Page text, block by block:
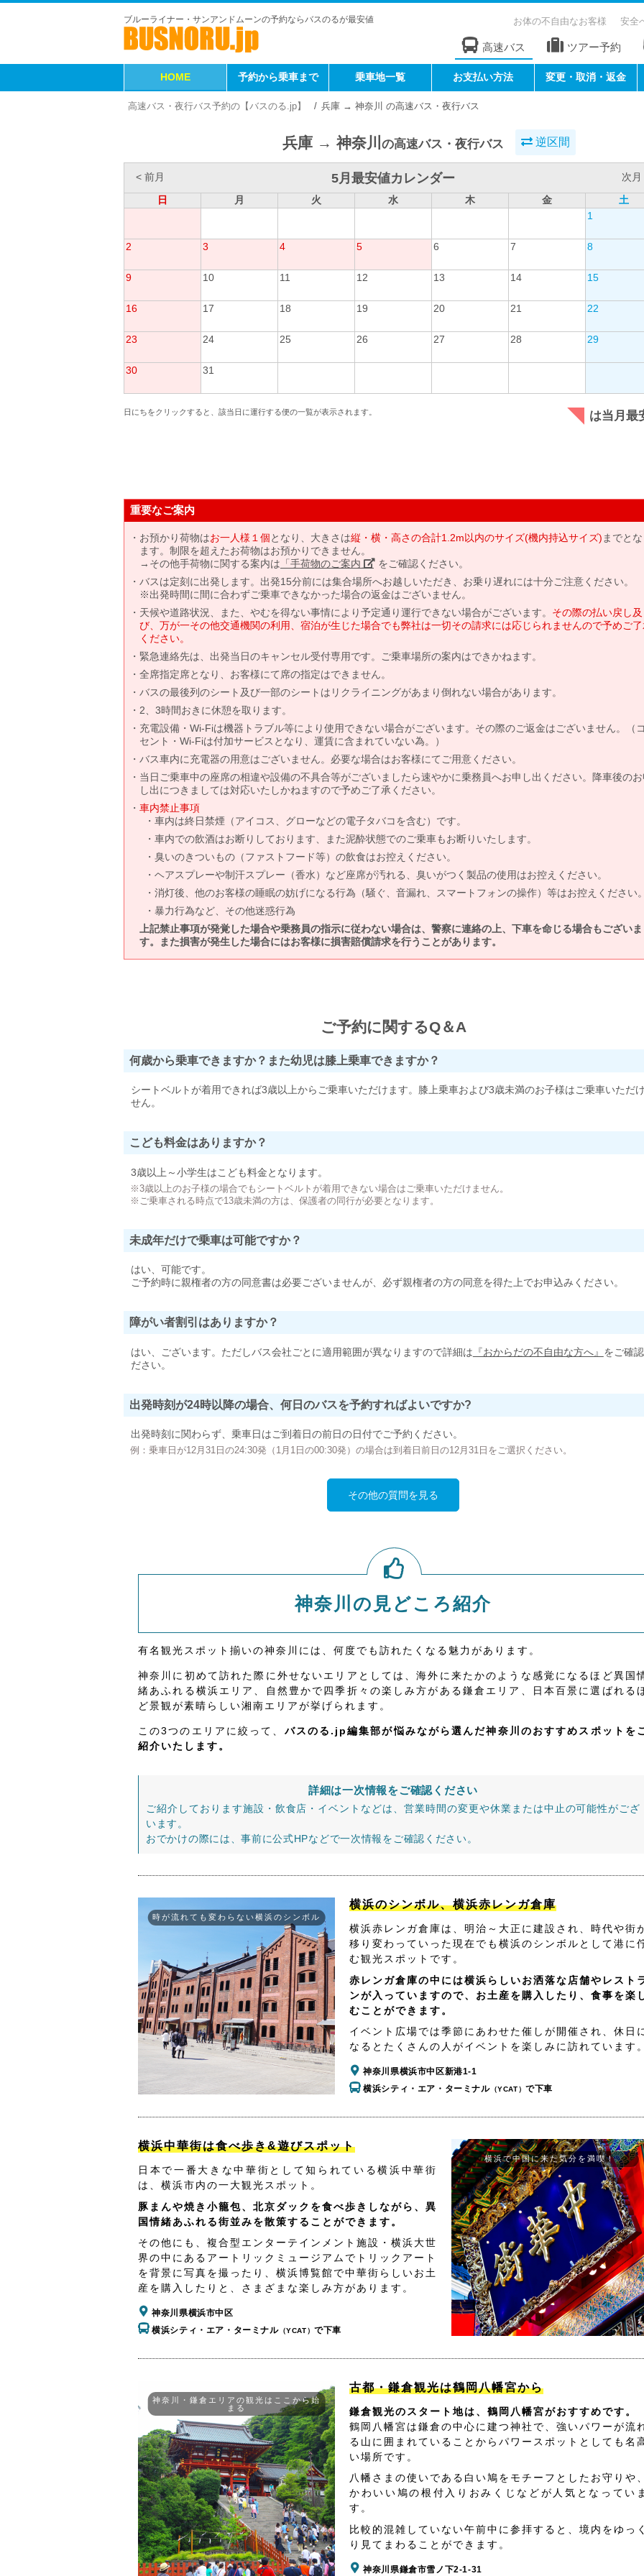
ブルーライナー・サンアンドムーンの予約ならバスのるが最安値 お体の不自由なお客様 安全
高速バス ツアー予約
HOME 予約から乗車まで 乗車地一覧 お支払い方法 変更・取消・返金
高速バス・夜行バス予約の【バスのる.jp】 兵庫 → 神奈川 の高速バス・夜行バス
兵庫 → 神奈川 の高速バス・夜行バス 逆区間
< 前月 5月最安値カレンダー
次月
日
月 火 水 木 金
土
1
2 3 4 5 6 7 8
9 10 11 12 13 14 15
16 17 18 19 20 21 22
23 24 25 26 27 28 29
30 31
日にちをクリックすると、該当日に運行する便の一覧が表示されます。 は当月最
重要なご案内
お預かり荷物はお一人様１個となり、大きさは縦・横・高さの合計1.2m以内のサイズ(機内持込サイズ) までと
ます。制限を超えたお荷物はお預かりできません。
→その他手荷物に関する案内は 「手荷物のご案内」 をご確認ください。
バスは定刻に出発します。出発15分前には集合場所へお越しいただき、お乗り遅れには十分ご注意ください。
※出発時間に間に合わずご乗車できなかった場合の返金はございません。
天候や道路状況、また、やむを得ない事情により予定通り運行できない場合がございます。 その際の払い戻し及
び、万が一その他交通機関の利用、宿泊が生じた場合でも弊社は一切その請求には応じられませんので予めご
ください。
緊急連絡先は、出発当日のキャンセル受付専用です。ご乗車場所の案内はできかねます。
全席指定席となり、お客様にて席の指定はできません。
バスの最後列のシート及び一部のシートはリクライニングがあまり倒れない場合があります。
2、3時間おきに休憩を取ります。
充電設備・Wi-Fiは機器トラブル等により使用できない場合がございます。その際のご返金はございません。（
セント・Wi-Fiは付加サービスとなり、運賃に含まれていない為。）
バス車内に充電器の用意はございません。必要な場合はお客様にてご用意ください。
当日ご乗車中の座席の相違や設備の不具合等がございましたら速やかに乗務員へお申し出ください。降車後の
し出につきましては対応いたしかねますので予めご了承ください。
車内禁止事項
車内は終日禁煙（アイコス、グローなどの電子タバコを含む）です。
車内での飲酒はお断りしております、また泥酔状態でのご乗車もお断りいたします。
臭いのきついもの（ファストフード等）の飲食はお控えください。
ヘアスプレーや制汗スプレー（香水）など座席が汚れる、臭いがつく製品の使用はお控えください。
消灯後、他のお客様の睡眠の妨げになる行為（騒ぐ、音漏れ、スマートフォンの操作）等はお控えください
暴力行為など、その他迷惑行為
上記禁止事項が発覚した場合や乗務員の指示に従わない場合は、警察に連絡の上、下車を命じる場合もございま
す。また損害が発生した場合にはお客様に損害賠償請求を行うことがあります。
ご予約に関するQ＆A
何歳から乗車できますか？また幼児は膝上乗車できますか？
シートベルトが着用できれば3歳以上からご乗車いただけます。膝上乗車および3歳未満のお子様はご乗車いただ
せん。
こども料金はありますか？
3歳以上～小学生はこども料金となります。
※3歳以上のお子様の場合でもシートベルトが着用できない場合はご乗車いただけません。
※ご乗車される時点で13歳未満の方は、保護者の同行が必要となります。
未成年だけで乗車は可能ですか？
はい、可能です。
ご予約時に親権者の方の同意書は必要ございませんが、必ず親権者の方の同意を得た上でお申込みください。
障がい者割引はありますか？
はい、ございます。ただしバス会社ごとに適用範囲が異なりますので詳細は 『おからだの不自由な方へ』 をご確
ださい。
出発時刻が24時以降の場合、何日のバスを予約すればよいですか?
出発時刻に関わらず、乗車日はご到着日の前日の日付でご予約ください。
例：乗車日が12月31日の24:30発（1月1日の00:30発）の場合は到着日前日の12月31日をご選択ください。
その他の質問を見る
神奈川の見どころ紹介
有名観光スポット揃いの神奈川には、何度でも訪れたくなる魅力があります。
神奈川に初めて訪れた際に外せないエリアとしては、海外に来たかのような感覚になるほど異国
緒あふれる横浜エリア、自然豊かで四季折々の楽しみ方がある鎌倉エリア、日本百景に選ばれる
ど景観が素晴らしい湘南エリアが挙げられます。
この3つのエリアに絞って、 バスのる.jp編集部が悩みながら選んだ神奈川のおすすめスポットを
紹介いたします。
詳細は一次情報をご確認ください
ご紹介しております施設・飲食店・イベントなどは、営業時間の変更や休業または中止の可能性がござ
います。
おでかけの際には、事前に公式HPなどで一次情報をご確認ください。
時が流れても変わらない横浜のシンボル
横浜のシンボル、横浜赤レンガ倉庫
横浜赤レンガ倉庫は、明治～大正に建設され、時代や街
移り変わっていった現在でも横浜のシンボルとして港に
む観光スポットです。
赤レンガ倉庫の中には横浜らしいお洒落な店舗やレスト
ンが入っていますので、お土産を購入したり、食事を楽
むことができます。
イベント広場では季節にあわせた催しが開催され、休日
なるとたくさんの人がイベントを楽しみに訪れています
神奈川県横浜市中区新港1-1
横浜シティ・エア・ターミナル（YCAT）で下車
横浜中華街は食べ歩き&遊びスポット
日本で一番大きな中華街として知られている横浜中華街
は、横浜市内の一大観光スポット。
豚まんや焼き小籠包、北京ダックを食べ歩きしながら、異
国情緒あふれる街並みを散策することができます。
その他にも、複合型エンターテインメント施設・横浜大世
界の中にあるアートリックミュージアムでトリックアート
を背景に写真を撮ったり、横浜博覧館で中華街らしいお土
産を購入したりと、さまざまな楽しみ方があります。
神奈川県横浜市中区
横浜シティ・エア・ターミナル（YCAT）で下車
横浜で中国に来た気分を満喫！
神奈川・鎌倉エリアの観光はここから始
まる
古都・鎌倉観光は鶴岡八幡宮から
鎌倉観光のスタート地は、鶴岡八幡宮がおすすめです。
鶴岡八幡宮は鎌倉の中心に建つ神社で、強いパワーが流
る山に囲まれていることからパワースポットとしても名
い場所です。
八幡さまの使いである白い鳩をモチーフとしたお守りや
かわいい鳩の根付入りおみくじなどが人気となってい
す。
比較的混雑していない午前中に参拝すると、境内をゆっ
り見てまわることができます。
神奈川県鎌倉市雪ノ下2-1-31